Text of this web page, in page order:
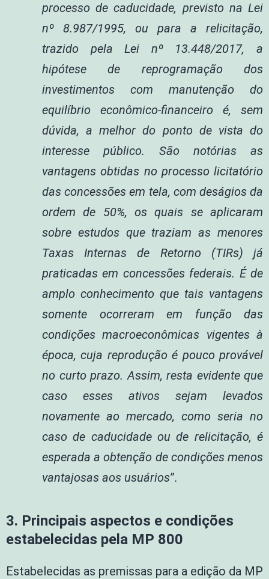
processo de caducidade, previsto na Lei
nº 8.987/1995, ou para a relicitação,
trazido pela Lei nº 13.448/2017, a
hipótese de reprogramação dos
investimentos com manutenção do
equilíbrio econômico-financeiro é, sem
dúvida, a melhor do ponto de vista do
interesse público. São notórias as
vantagens obtidas no processo licitatório
das concessões em tela, com deságios da
ordem de 50%, os quais se aplicaram
sobre estudos que traziam as menores
Taxas Internas de Retorno (TIRs) já
praticadas em concessões federais. É de
amplo conhecimento que tais vantagens
somente ocorreram em função das
condições macroeconômicas vigentes à
época, cuja reprodução é pouco provável
no curto prazo. Assim, resta evidente que
caso esses ativos sejam levados
novamente ao mercado, como seria no
caso de caducidade ou de relicitação, é
esperada a obtenção de condições menos
vantajosas aos usuários”.
3. Principais aspectos e condições
estabelecidas pela MP 800
Estabelecidas as premissas para a edição da MP